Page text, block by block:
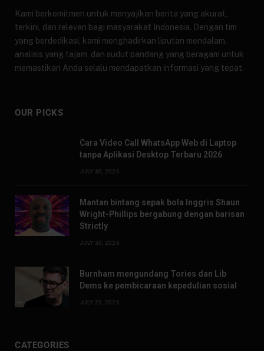
Kami berkomitmen untuk menyajikan berita yang akurat,
terkini, dan relevan bagi masyarakat Indonesia. Dengan tim
yang berdedikasi, kami menghadirkan liputan mendalam,
analisis yang tajam, dan sudut pandang yang beragam untuk
memastikan Anda selalu mendapatkan informasi yang tepat.
OUR PICKS
Cara Video Call WhatsApp Web di Laptop
tanpa Aplikasi Desktop Terbaru 2026
JULY 30, 2026
Mantan bintang sepak bola Inggris Shaun
Wright-Phillips bergabung dengan barisan
Strictly
JULY 30, 2026
Burnham mengundang Tories dan Lib
Dems ke pembicaraan kepedulian sosial
JULY 29, 2026
CATEGORIES